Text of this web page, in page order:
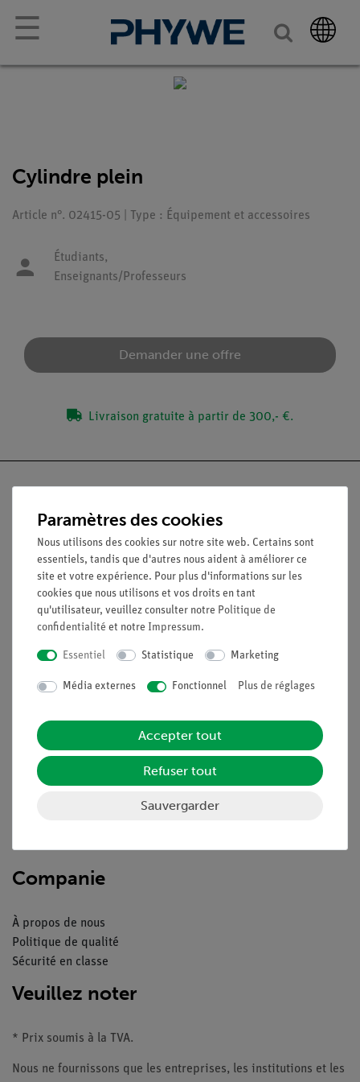
☰
Cylindre plein
Article n°. 02415-05 | Type : Équipement et accessoires
Étudiants,
Enseignants/Professeurs
Demander une offre
Livraison gratuite à partir de 300,- €.
Nach oben
Légal
Conditions générales de vente
Mentions légales
Service
Aperçu du service
Téléchargements
Contacte service client
Companie
À propos de nous
Politique de qualité
Sécurité en classe
Veuillez noter
* Prix soumis à la TVA.
Nous ne fournissons que les entreprises, les institutions et les
Paramètres des cookies
Nous utilisons des cookies sur notre site web. Certains sont
essentiels, tandis que d'autres nous aident à améliorer ce
site et votre expérience. Pour plus d'informations sur les
cookies que nous utilisons et vos droits en tant
qu'utilisateur, veuillez consulter notre Politique de
confidentialité et notre Impressum.
Essentiel Statistique Marketing
Média externes Fonctionnel Plus de réglages
Accepter tout
Refuser tout
Sauvergarder